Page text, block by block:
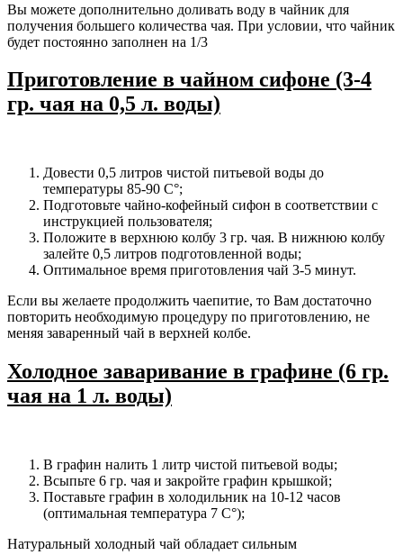
Вы можете дополнительно доливать воду в чайник для
получения большего количества чая. При условии, что чайник
будет постоянно заполнен на 1/3
Приготовление в чайном сифоне (3-4
гр. чая на 0,5 л. воды)
Довести 0,5 литров чистой питьевой воды до
температуры 85-90 С°;
Подготовьте чайно-кофейный сифон в соответствии с
инструкцией пользователя;
Положите в верхнюю колбу 3 гр. чая. В нижнюю колбу
залейте 0,5 литров подготовленной воды;
Оптимальное время приготовления чай 3-5 минут.
Если вы желаете продолжить чаепитие, то Вам достаточно
повторить необходимую процедуру по приготовлению, не
меняя заваренный чай в верхней колбе.
Холодное заваривание в графине (6 гр.
чая на 1 л. воды)
В графин налить 1 литр чистой питьевой воды;
Всыпьте 6 гр. чая и закройте графин крышкой;
Поставьте графин в холодильник на 10-12 часов
(оптимальная температура 7 С°);
Натуральный холодный чай обладает сильным